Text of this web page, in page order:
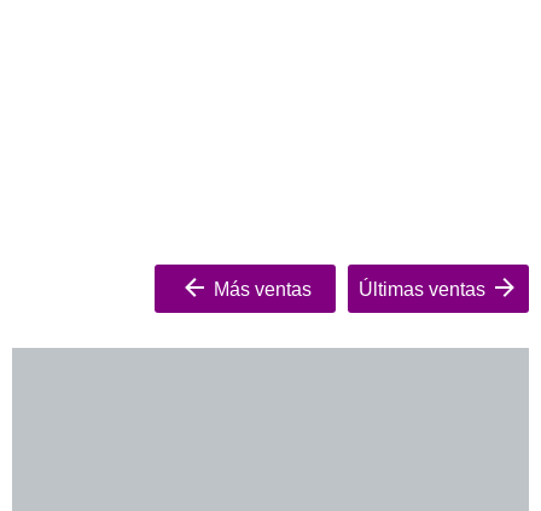
Más ventas Últimas ventas